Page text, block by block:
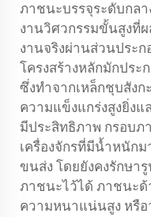
ภาชนะบรรจุระดับกล
งานวิศวกรรมขั้นสูงที่
งานจริงผ่านส่วนประ
โครงสร้างหลักมักปร
ซึ่งทำจากเหล็กชุบสังก
ความแข็งแกร่งสูงยิ่ง
มีประสิทธิภาพ กรอบภ
เครื่องจักรที่มีน้ำหนักม
ขนส่ง โดยยังคงรักษา
ภาชนะไว้ได้ ภาชนะ
ความหนาแน่นสูง หรื